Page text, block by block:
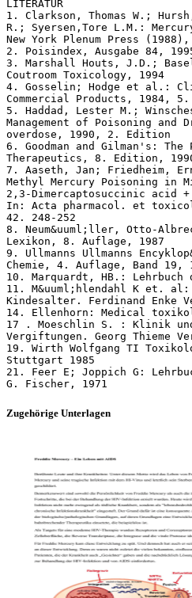
LITERATUR
1. Clarkson, Thomas W.;
R.; Syersen,Tore L.M.:
New York Plenum Press (1988),
2. Poisindex, Ausgabe 84,
3. Marshall Houts, J.D.;
Coutroom Toxicology, 1994
4. Gosselin; Hodge et al.:
Commercial Products, 1984,
5. Haddad, Lester M.;
Management of Poisoning and
overdose, 1990, 2. Edition
6. Goodman and Gilman's:
Therapeutics, 8. Edition,
7. Aaseth, Jan; Friedheim,
Methyl Mercury Poisoning in
2,3-Dimercaptosuccinic acid
In: Acta pharmacol. et
42. 248-252
8. Neum&uuml;ller, Otto-
Lexikon, 8. Auflage, 1987
9. Ullmanns Ullmanns
Chemie, 4. Auflage, Band 19,
10. Marquardt, HB.:
11. M&uuml;hlendahl K et.
Kindesalter. Ferdinand Enke
14. Ellenhorn: Medical
17 . Moeschlin S. : Klinik
Vergiftungen. Georg Thieme
19. Wirth Wolfgang TI
Stuttgart 1985
21. Feer E; Joppich G:
Zugehörige Unterlagen